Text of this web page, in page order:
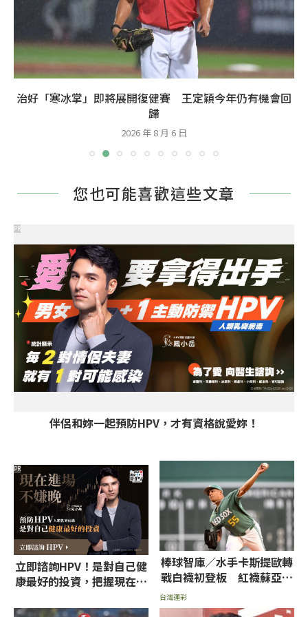
治好「寒冰掌」即將展開復健賽 王定穎今年仍有機會回
歸
2026 年 8 月 6 日
您也可能喜歡這些文章
伴侶和妳一起預防HPV，才有資格說愛妳！
PR
立即諮詢HPV！是對自己健
康最好的投資，把握現在不
PR
棒球智庫／水手卡斯提歐轉
戰白襪初登板 紅襪蘇亞雷
茲挨轟率低推薦讓分
台灣運彩